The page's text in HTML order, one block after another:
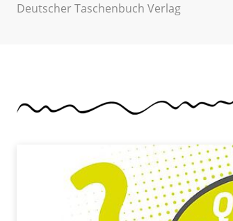
Deutscher Taschenbuch Verlag